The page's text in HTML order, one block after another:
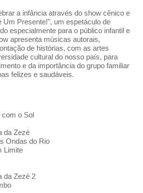
a infância através do show cênico e
Um Presente!", um espetáculo de
especialmente para o público infantil e
apresenta músicas autorais,
de histórias, com as artes
cultural do nosso país, para
e da importância do grupo familiar
felizes e saudáveis.
com o Sol
da Zezé
Ondas do Rio
Limite
da Zezé 2